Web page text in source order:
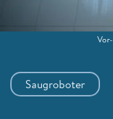
Saugroboter